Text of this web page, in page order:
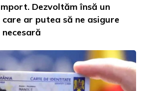
Dezvoltăm însă un
ar putea să ne asigure